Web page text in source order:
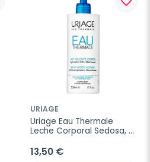
URIAGE
Uriage Eau Thermale
Leche Corporal Sedosa,
13,50 €